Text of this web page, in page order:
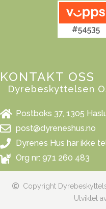
#54535
KONTAKT OSS
Dyrebeskyttelsen
Postboks 37, 1305
post@dyreneshus.no
Dyrenes Hus har ikke
Org nr: 971 260 483
Copyright
Utviklet